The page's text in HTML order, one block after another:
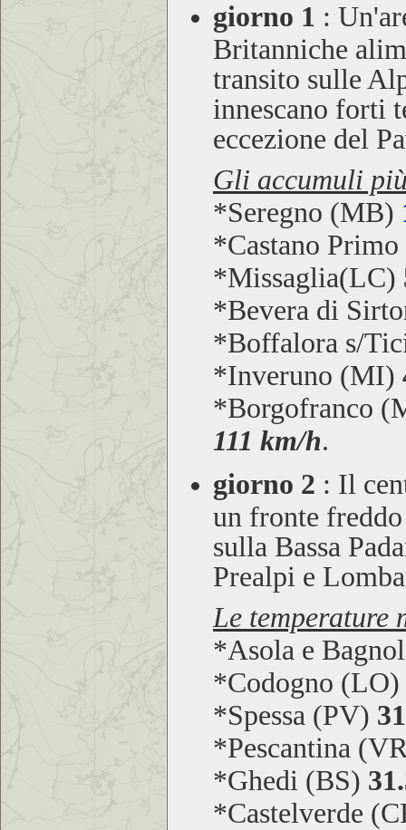
giorno 1 :
Britanniche
transito sulle
innescano forti
eccezione del
Gli accumuli
*Seregno (MB)
*Castano
*Missaglia(LC)
*Bevera di
*Boffalora s/
*Inveruno (MI)
*Borgofranco
111 km/h.
giorno 2 : Il
un fronte
sulla Bassa
Prealpi e
Le temperature
*Asola e
*Codogno (LO)
*Spessa (PV)
*Pescantina
*Ghedi (BS)
*Castelverde